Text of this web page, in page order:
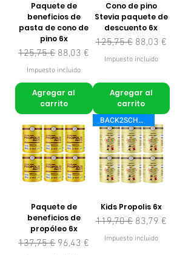
Paquete de
beneficios de
pasta de cono de
pino 6x
Precio
125,75 € Precio de oferta
88,03 €
Impuesto incluido
Agregar al
carrito
Cono de pino
Stevia paquete de
descuento 6x
Precio
125,75 € Precio de oferta
88,03 €
Impuesto incluido
Agregar al
carrito
Paquete de
beneficios de
propóleo 6x
Precio
137,75 € Precio de oferta
96,43 €
BACK2SCHOOL
Kids Propolis 6x
Precio
119,70 € Precio de oferta
83,79 €
Impuesto incluido